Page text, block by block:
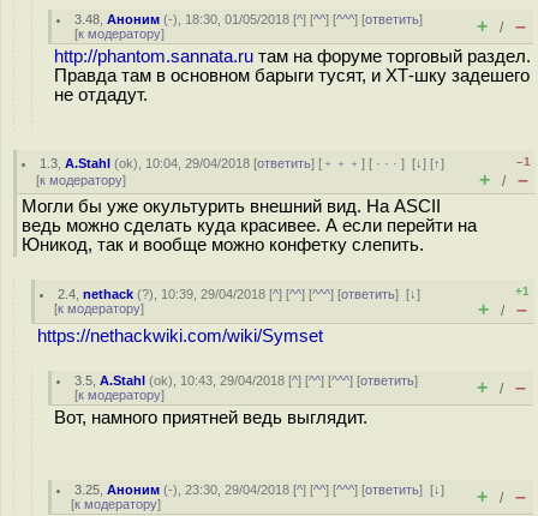
3.48 ,Аноним (-), 18:30, 01/05/2018 [^] [^^] [^^^] [ответить]
[к модератору] + / –
http://phantom.sannata.ru там на форуме торговый раздел.
Правда там в основном барыги тусят, и ХТ-шку задешего
не отдадут.
1.3 ,A.Stahl (ok), 10:04, 29/04/2018 [ответить] [ ﹢﹢﹢] [ · · ·][↓] [↑]
[к модератору]
–1
+ / –
Могли бы уже окультурить внешний вид. На ASCII
ведь можно сделать куда красивее. А если перейти на
Юникод, так и вообще можно конфетку слепить.
2.4 ,nethack (?), 10:39, 29/04/2018 [^] [^^] [^^^] [ответить][↓]
[к модератору]
+1
+ / –
https://nethackwiki.com/wiki/Symset
3.5 ,A.Stahl (ok), 10:43, 29/04/2018 [^] [^^] [^^^] [ответить]
[к модератору] + / –
Вот, намного приятней ведь выглядит.
3.25 ,Аноним (-), 23:30, 29/04/2018 [^] [^^] [^^^] [ответить][↓]
[к модератору] + / –